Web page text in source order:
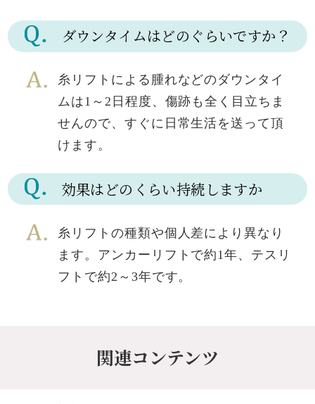
ダウンタイムはどのぐらいですか？
糸リフトによる腫れなどのダウンタイ
ムは1～2日程度、傷跡も全く目立ちま
せんので、すぐに日常生活を送って頂
けます。
効果はどのくらい持続しますか
糸リフトの種類や個人差により異なり
ます。アンカーリフトで約1年、テスリ
フトで約2～3年です。
関連コンテンツ